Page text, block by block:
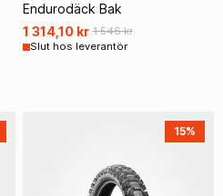
Endurodäck Bak
1 314,10 kr 1 546 kr
Slut hos leverantör
15%